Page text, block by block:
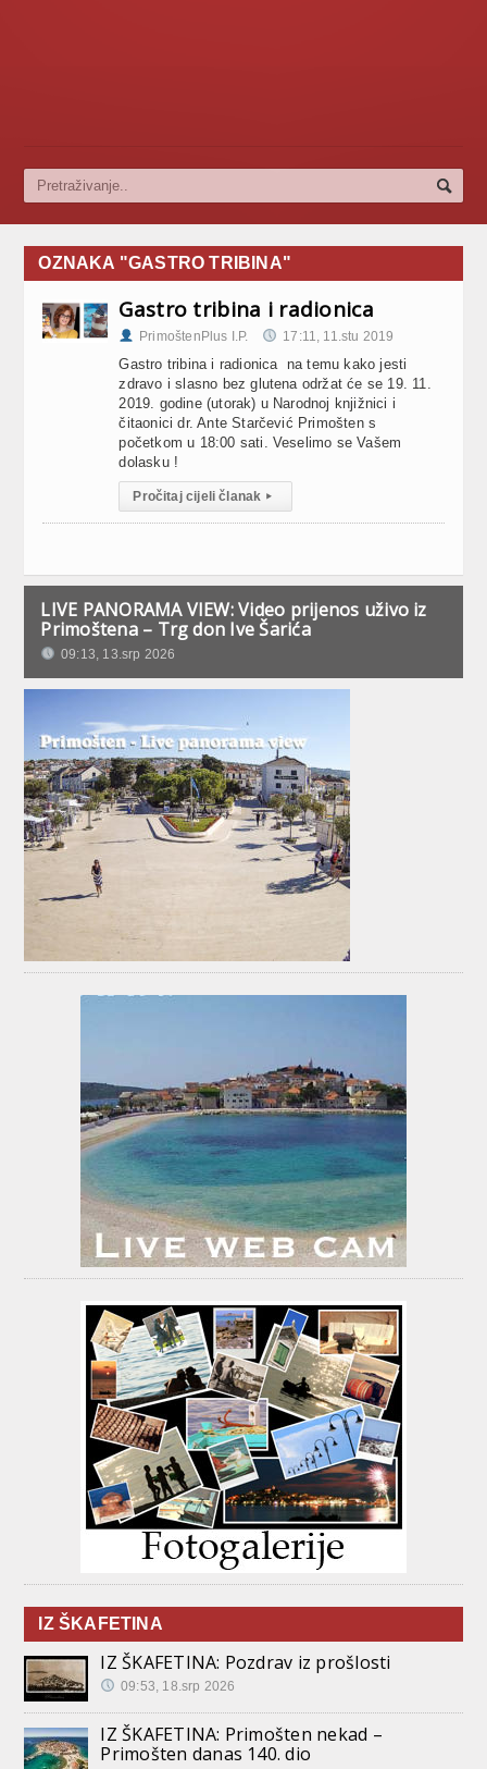
OZNAKA "GASTRO TRIBINA"
Gastro tribina i radionica
PrimoštenPlus I.P. 17:11, 11.stu 2019
Gastro tribina i radionica na temu kako jesti
zdravo i slasno bez glutena održat će se 19. 11.
2019. godine (utorak) u Narodnoj knjižnici i
čitaonici dr. Ante Starčević Primošten s
početkom u 18:00 sati. Veselimo se Vašem
dolasku !
Pročitaj cijeli članak ▸
LIVE PANORAMA VIEW: Video prijenos uživo iz
Primoštena – Trg don Ive Šarića
09:13, 13.srp 2026
IZ ŠKAFETINA
IZ ŠKAFETINA: Pozdrav iz prošlosti
09:53, 18.srp 2026
IZ ŠKAFETINA: Primošten nekad –
Primošten danas 140. dio